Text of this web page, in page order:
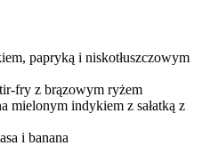
papryką i niskotłuszczowym
fry z brązowym ryżem
mielonym indykiem z sałatką z
i banana